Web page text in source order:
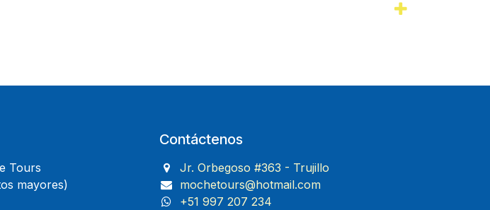
Tours
mayores)
Contáctenos
Jr. Orbegoso #363 - Trujillo
mochetours@hotmail.com
+51 997 207 234